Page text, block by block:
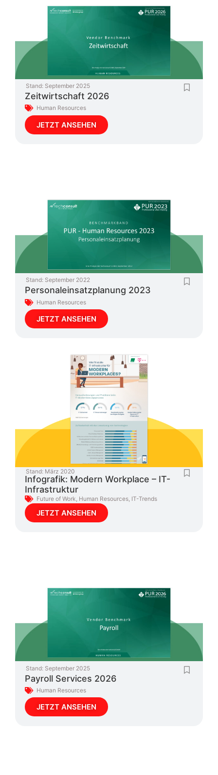
Stand: September 2025
Zeitwirtschaft 2026
Human Resources
JETZT ANSEHEN
Stand: September 2022
Personaleinsatzplanung 2023
Human Resources
JETZT ANSEHEN
Stand: März 2020
Infografik: Modern Workplace – IT-
Infrastruktur
Future of Work, Human Resources, IT-Trends
JETZT ANSEHEN
Stand: September 2025
Payroll Services 2026
Human Resources
JETZT ANSEHEN